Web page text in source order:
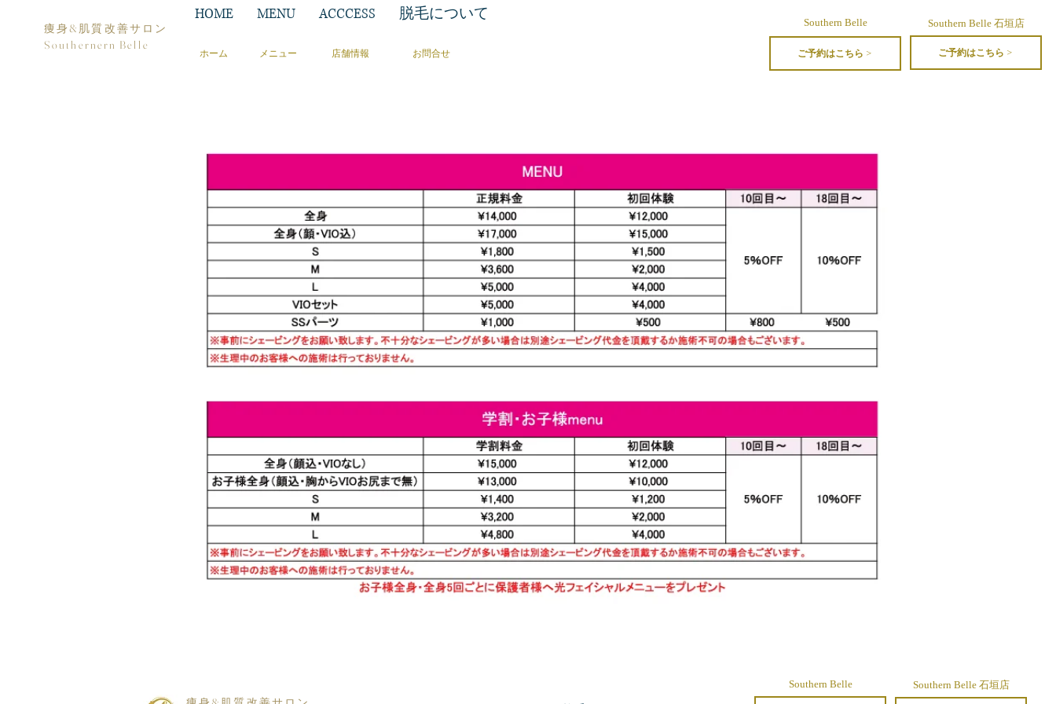
痩身&肌質改善サロン
Southernern Belle
HOME MENU ACCCESS 脱毛について
​​ホーム メニュー 店舗情報 お問合せ
Southern Belle
ご予約はこちら >
Southern Belle 石垣店
ご予約はこちら >
Southern Belle Southern Belle 石垣店